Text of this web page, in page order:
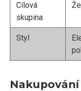
Cílová
skupina
Styl